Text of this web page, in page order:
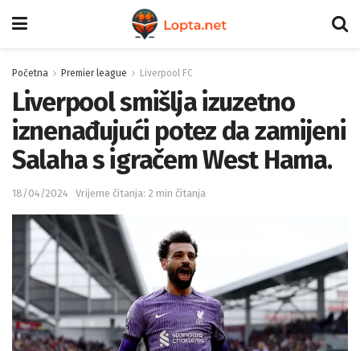
Početna Premier league Liverpool FC
Liverpool smišlja izuzetno
iznenađujući potez da zamijeni
Salaha s igračem West Hama.
18/04/2024 Vrijeme čitanja: 2 min čitanja